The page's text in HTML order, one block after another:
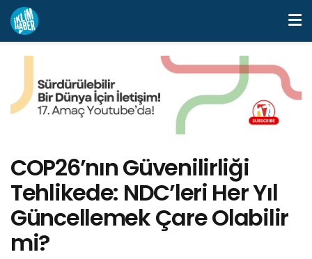
COP26’nın Güvenilirliği
Tehlikede: NDC’leri Her Yıl
Güncellemek Çare Olabilir
mi?